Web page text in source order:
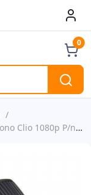
0
Camara Web De Alta Definicion Con Microfono Clio 1080p P/n Clc-1080live